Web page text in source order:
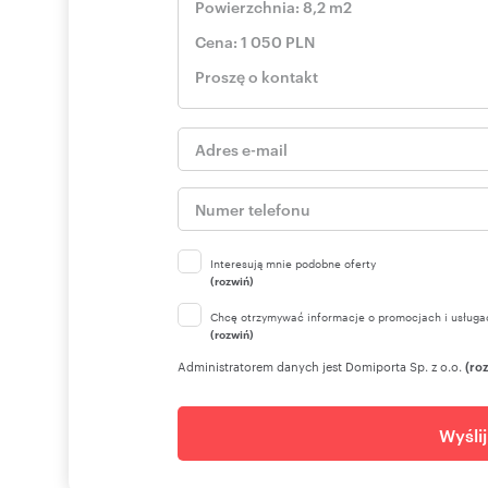
Interesują mnie podobne oferty
(rozwiń)
Chcę otrzymywać informacje o promocjach i
(rozwiń)
Administratorem danych jest Domiporta Sp. z o.o.